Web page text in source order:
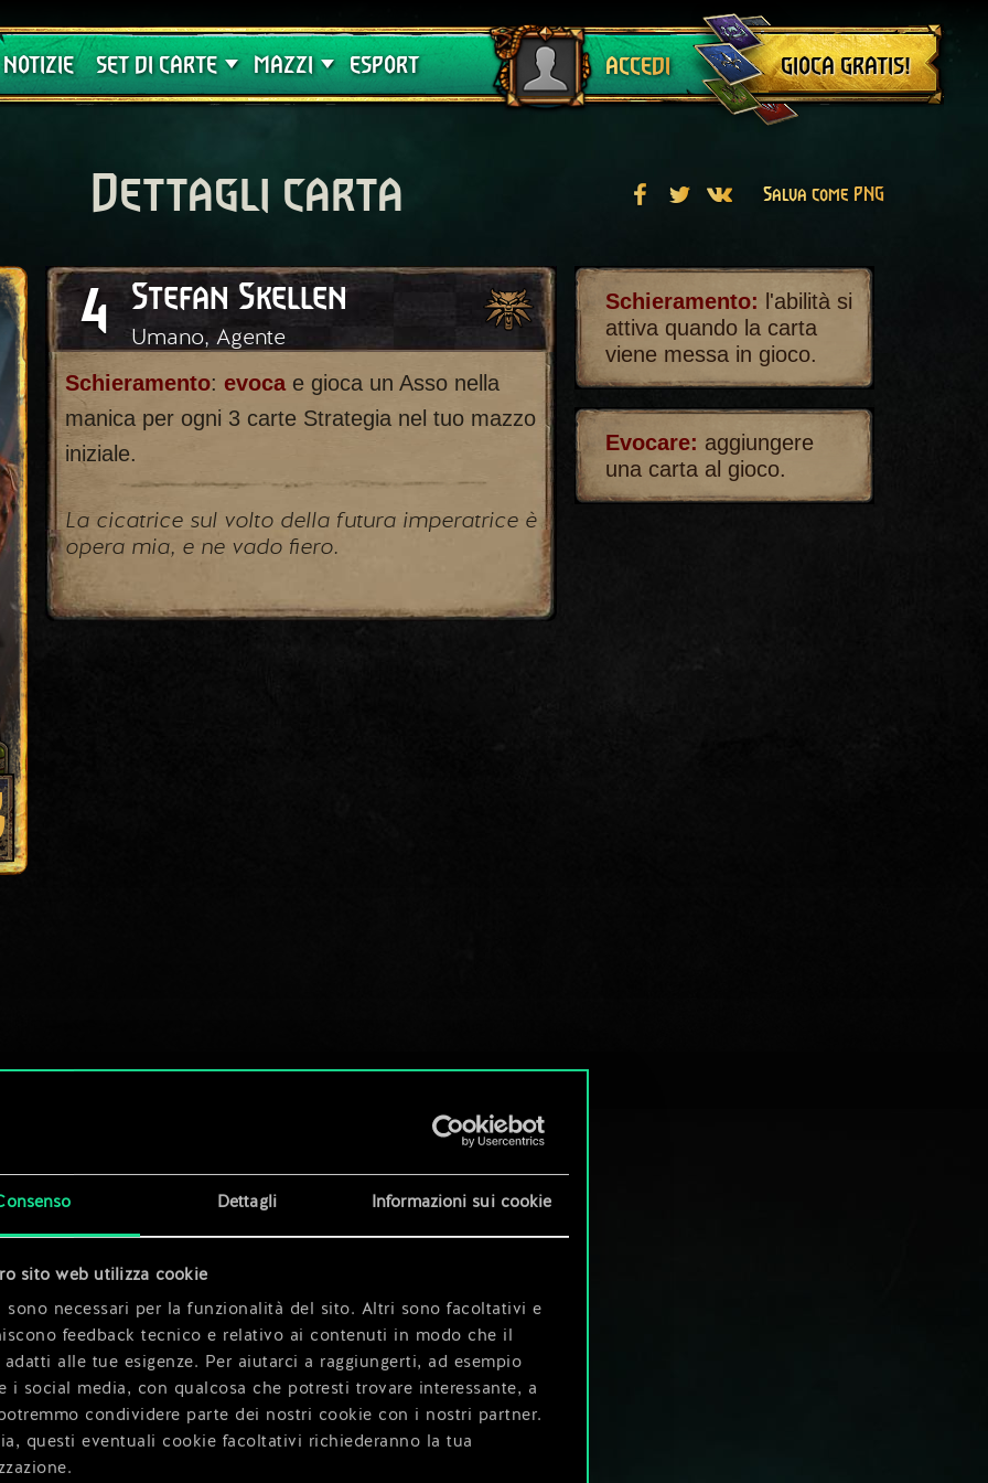
Dettagli Informazioni sui cookie
sito web utilizza cookie
sono necessari per la funzionalità del sito. Altri sono facoltativi e
feedback tecnico e relativo ai contenuti in modo che il
alle tue esigenze. Per aiutarci a raggiungerti, ad esempio
i social media, con qualcosa che potresti trovare interessante, a
condividere parte dei nostri cookie con i nostri partner.
questi eventuali cookie facoltativi richiederanno la tua
NOTIZIE SET DI CARTE
Crimson Curse
MAZZI
Guide
ESPORT ACCEDI
Esci
GIOCA GRATIS!
Dettagli carta Salva come PNG
4
Stefan Skellen
Umano, Agente
Schieramento: evocae gioca un Asso nella
manica per ogni 3 carte Strategia nel tuo mazzo
iniziale.
La cicatrice sul volto della futura imperatrice è
opera mia, e ne vado fiero.
Schieramento: l'abilità si
attiva quando la carta
viene messa in gioco.
Evocare: aggiungere
una carta al gioco.